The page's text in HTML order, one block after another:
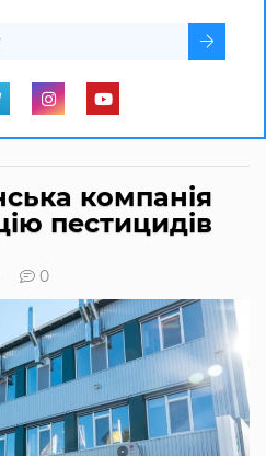
компанія
пестицидів
0